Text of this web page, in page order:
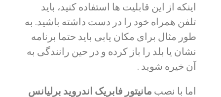
اینکه از این قابلیت ها استفاده کنید، باید
تلفن همراه خود را در دست داشته باشید. به
طور مثال برای مکان یابی باید حتما برنامه
نشان یا بلد را باز کرده و در حین رانندگی به
آن خیره شوید .
اما با نصب مانیتور فابریک اندروید برلیانس